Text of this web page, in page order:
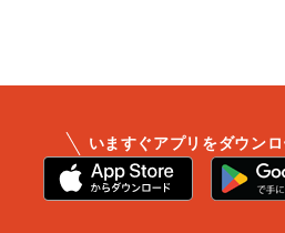
いますぐアプリをダウン